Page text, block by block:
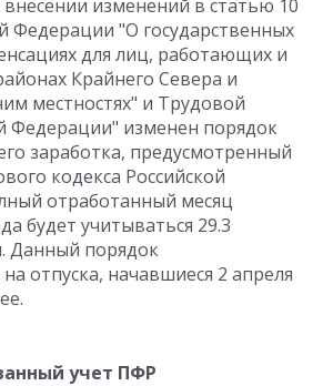
изменений в статью 10
Федерации "О государственных
для лиц, работающих и
Крайнего Севера и
местностях" и Трудовой
Федерации" изменен порядок
заработка, предусмотренный
кодекса Российской
отработанный месяц
будет учитываться 29.3
Данный порядок
на отпуска, начавшиеся 2 апреля
учет ПФР